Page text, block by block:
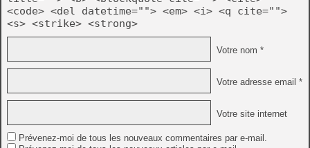
<code> <del datetime=""> <em> <i> <q cite="">
<s> <strike> <strong>
Votre nom *
Votre adresse email *
Votre site internet
Prévenez-moi de tous les nouveaux commentaires par e-mail.